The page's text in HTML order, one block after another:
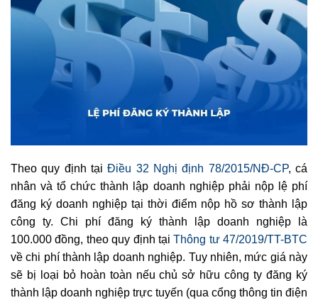
Theo quy định tạiĐiều 32 Nghị định 78/2015/NĐ-CP, cá
nhân và tổ chức thành lập doanh nghiệp phải nộp lệ phí
đăng ký doanh nghiệp tại thời điểm nộp hồ sơ thành lập
công ty. Chi phí đăng ký thành lập doanh nghiệp là
100.000 đồng, theo quy định tạiThông tư 47/2019/TT-BTC
về chi phí thành lập doanh nghiệp. Tuy nhiên, mức giá này
sẽ bị loại bỏ hoàn toàn nếu chủ sở hữu công ty đăng ký
thành lập doanh nghiệp trực tuyến (qua cổng thông tin điện